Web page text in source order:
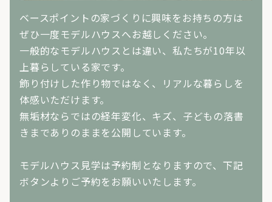
ベースポイントの家づくりに興味をお持ちの方は
ぜひ一度モデルハウスへお越しください。
一般的なモデルハウスとは違い、私たちが10年以
上暮らしている家です。
飾り付けした作り物ではなく、リアルな暮らしを
体感いただけます。
無垢材ならではの経年変化、キズ、子どもの落書
きまでありのままを公開しています。
モデルハウス見学は予約制となりますので、下記
ボタンよりご予約をお願いいたします。